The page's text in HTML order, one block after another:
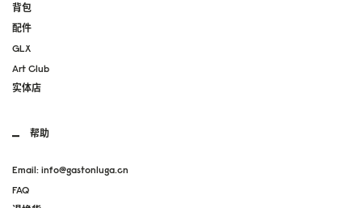
背包
配件
GLX
Art Club
实体店
帮助
Email: info@gastonluga.cn
FAQ